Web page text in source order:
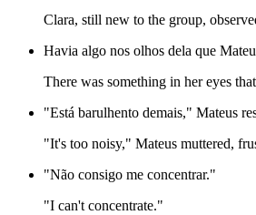
Clara, still new to the group,
Havia algo nos olhos dela que
There was something in her eyes
"Está barulhento demais," Mateus
"It's too noisy," Mateus muttered,
"Não consigo me concentrar."
"I can't concentrate."